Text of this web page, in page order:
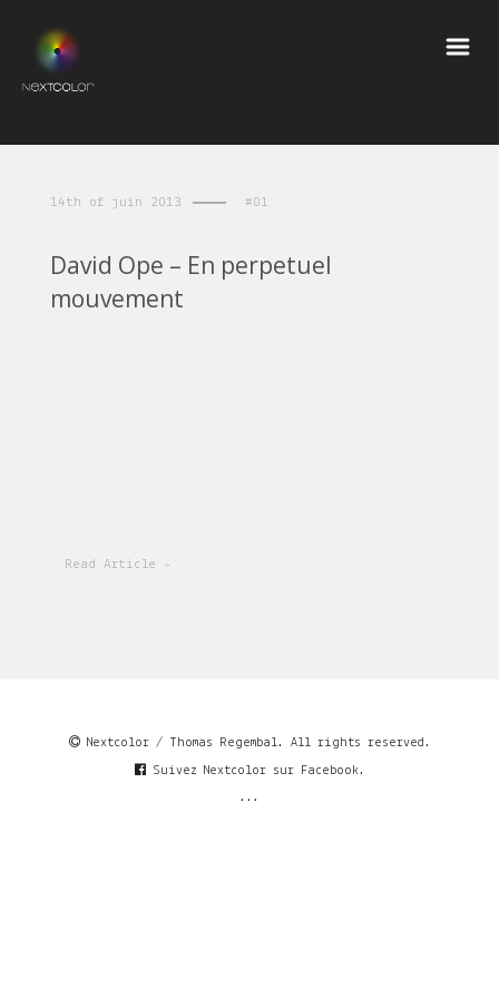
14th of juin 2013 #01
David Ope – En perpetuel
mouvement
Read Article -
Nextcolor / Thomas Regembal. All rights reserved.
Suivez Nextcolor sur Facebook.
...